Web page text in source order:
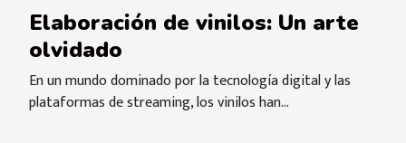
Elaboración de vinilos: Un arte
olvidado
En un mundo dominado por la tecnología digital y las
plataformas de streaming, los vinilos han...